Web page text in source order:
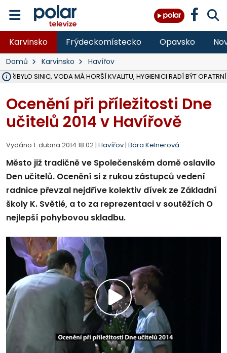
Karvinsko Frýdeckomístecko Opavsko
Domů Karvinsko Havířov
PŘIBYLO SINIC, VODA MÁ HORŠÍ KVALITU, HYGIENICI RADÍ BÝT OPATRNÍ
Ocenění při příležitosti Dne
učitelů 2014 v Havířově
Vydáno 1. dubna 2014 18:02 | Havířov | Bára Kelnerová
Město již tradičně ve Společenském domě oslavilo
Den učitelů. Ocenění si z rukou zástupců vedení
radnice převzal nejdříve kolektiv dívek ze Základní
školy K. Světlé, a to za reprezentaci v soutěžích O
nejlepší pohybovou skladbu.
Přehrát
video